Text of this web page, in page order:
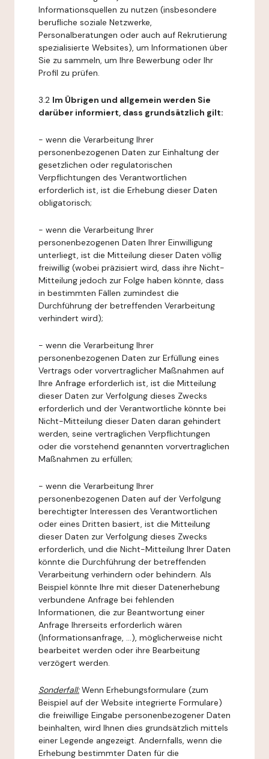
Informationsquellen zu nutzen (insbesondere
berufliche soziale Netzwerke,
Personalberatungen oder auch auf Rekrutierung
spezialisierte Websites), um Informationen über
Sie zu sammeln, um Ihre Bewerbung oder Ihr
Profil zu prüfen.
3.2 Im Übrigen und allgemein werden Sie
darüber informiert, dass grundsätzlich gilt:
- wenn die Verarbeitung Ihrer
personenbezogenen Daten zur Einhaltung der
gesetzlichen oder regulatorischen
Verpflichtungen des Verantwortlichen
erforderlich ist, ist die Erhebung dieser Daten
obligatorisch;
- wenn die Verarbeitung Ihrer
personenbezogenen Daten Ihrer Einwilligung
unterliegt, ist die Mitteilung dieser Daten völlig
freiwillig (wobei präzisiert wird, dass ihre Nicht-
Mitteilung jedoch zur Folge haben könnte, dass
in bestimmten Fällen zumindest die
Durchführung der betreffenden Verarbeitung
verhindert wird);
- wenn die Verarbeitung Ihrer
personenbezogenen Daten zur Erfüllung eines
Vertrags oder vorvertraglicher Maßnahmen auf
Ihre Anfrage erforderlich ist, ist die Mitteilung
dieser Daten zur Verfolgung dieses Zwecks
erforderlich und der Verantwortliche könnte bei
Nicht-Mitteilung dieser Daten daran gehindert
werden, seine vertraglichen Verpflichtungen
oder die vorstehend genannten vorvertraglichen
Maßnahmen zu erfüllen;
- wenn die Verarbeitung Ihrer
personenbezogenen Daten auf der Verfolgung
berechtigter Interessen des Verantwortlichen
oder eines Dritten basiert, ist die Mitteilung
dieser Daten zur Verfolgung dieses Zwecks
erforderlich, und die Nicht-Mitteilung Ihrer Daten
könnte die Durchführung der betreffenden
Verarbeitung verhindern oder behindern. Als
Beispiel könnte Ihre mit dieser Datenerhebung
verbundene Anfrage bei fehlenden
Informationen, die zur Beantwortung einer
Anfrage Ihrerseits erforderlich wären
(Informationsanfrage, ...), möglicherweise nicht
bearbeitet werden oder ihre Bearbeitung
verzögert werden.
Sonderfall:Wenn Erhebungsformulare (zum
Beispiel auf der Website integrierte Formulare)
die freiwillige Eingabe personenbezogener Daten
beinhalten, wird Ihnen dies grundsätzlich mittels
einer Legende angezeigt. Andernfalls, wenn die
Erhebung bestimmter Daten für die